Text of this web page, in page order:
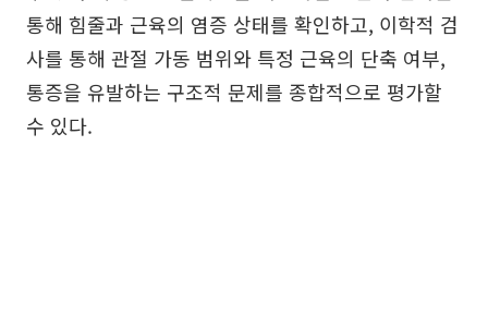
통해 힘줄과 근육의 염증 상태를 확인하고, 이학적 검
사를 통해 관절 가동 범위와 특정 근육의 단축 여부,
통증을 유발하는 구조적 문제를 종합적으로 평가할
수 있다.